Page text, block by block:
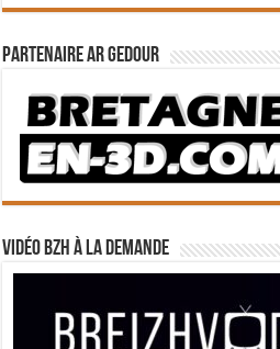
Partenaire Ar Gedour
Vidéo BZH à la demande